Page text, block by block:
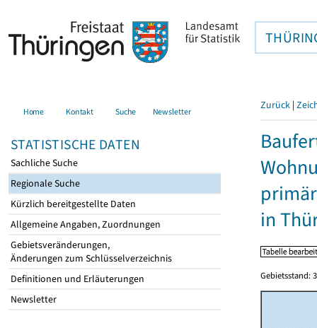
Home Kontakt Suche Newsletter
STATISTISCHE DATEN
Sachliche Suche
Regionale Suche
Kürzlich bereitgestellte Daten
Allgemeine Angaben, Zuordnungen
Gebietsveränderungen,
Änderungen zum Schlüsselverzeichnis
Definitionen und Erläuterungen
Newsletter
Zurück |
in
Gebietsstand: